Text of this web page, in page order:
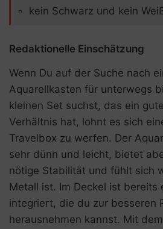
kein Schwarz und kein
Redaktionelle Einschätzung
Wenn Du auf der Suche nach
Aquarellkasten für unterwegs
kleinen Set suchst, das ein
Verhältnis hat, lohnt es sich
Travelbox zu werfen. Der
sehr dünn und leicht, bietet
nötige Stabilität und fühlt sich
Metall ist. Im Deckel ist bereits
integriert, die du zur besseren
herausnehmen kannst. Mit